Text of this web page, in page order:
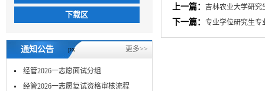
下载区
px
通知公告 更多>>
经管2026一志愿面试分组
经管2026一志愿复试资格审核流程
上一篇： 吉林农业大学研究
下一篇： 专业学位研究生专